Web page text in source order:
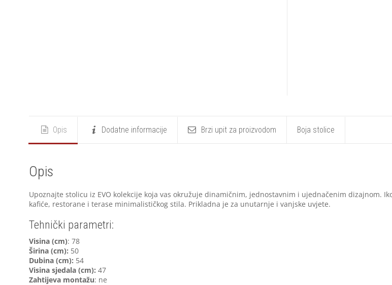
Opis Dodatne informacije Brzi upit za proizvodom Boja stolice
Opis
Upoznajte stolicu iz EVO kolekcije koja vas okružuje dinamičnim, jednostavnim i ujednačenim dizajnom.
kafiće, restorane i terase minimalističkog stila. Prikladna je za unutarnje i vanjske uvjete.
Tehnički parametri:
Visina (cm): 78
Širina (cm): 50
Dubina (cm): 54
Visina sjedala (cm): 47
Zahtijeva montažu: ne